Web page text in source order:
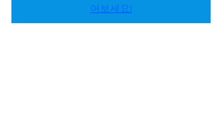
어보세요!